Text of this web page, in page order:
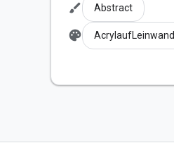
brush Abstract
palette AcrylaufLeinwand